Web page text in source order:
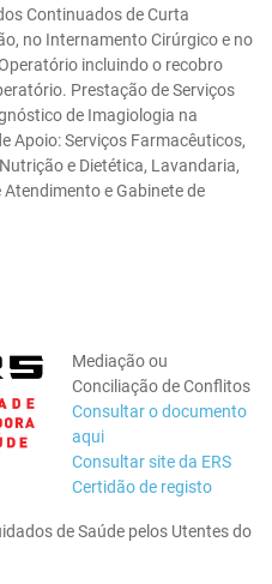
Continuados de Curta
no Internamento Cirúrgico e no
incluindo o recobro
Prestação de Serviços
de Imagiologia na
Apoio: Serviços Farmacêuticos,
e Dietética, Lavandaria,
e Gabinete de
Mediação ou
Conciliação de Conflitos
Consultar o documento
aqui
Consultar site da ERS
Certidão de registo
de Saúde pelos Utentes do